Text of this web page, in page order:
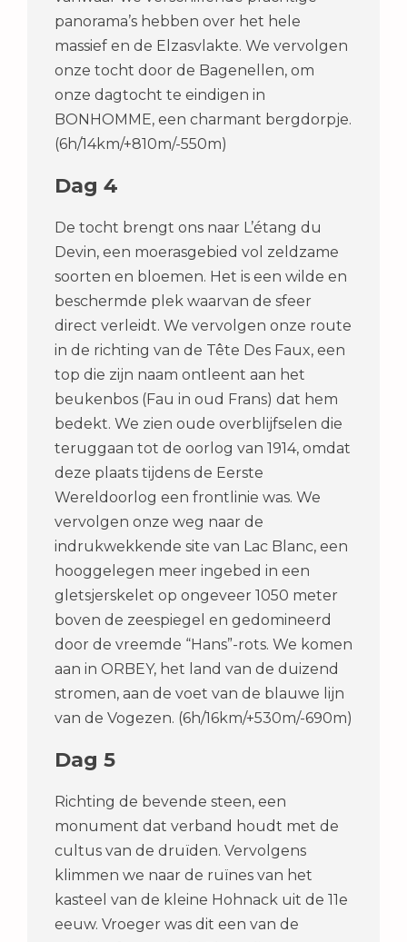
panorama’s hebben over het hele
massief en de Elzasvlakte. We vervolgen
onze tocht door de Bagenellen, om
onze dagtocht te eindigen in
BONHOMME, een charmant bergdorpje.
(6h/14km/+810m/-550m)
Dag 4
De tocht brengt ons naar L’étang du
Devin, een moerasgebied vol zeldzame
soorten en bloemen. Het is een wilde en
beschermde plek waarvan de sfeer
direct verleidt. We vervolgen onze route
in de richting van de Tête Des Faux, een
top die zijn naam ontleent aan het
beukenbos (Fau in oud Frans) dat hem
bedekt. We zien oude overblijfselen die
teruggaan tot de oorlog van 1914, omdat
deze plaats tijdens de Eerste
Wereldoorlog een frontlinie was. We
vervolgen onze weg naar de
indrukwekkende site van Lac Blanc, een
hooggelegen meer ingebed in een
gletsjerskelet op ongeveer 1050 meter
boven de zeespiegel en gedomineerd
door de vreemde “Hans”-rots. We komen
aan in ORBEY, het land van de duizend
stromen, aan de voet van de blauwe lijn
van de Vogezen. (6h/16km/+530m/-690m)
Dag 5
Richting de bevende steen, een
monument dat verband houdt met de
cultus van de druïden. Vervolgens
klimmen we naar de ruïnes van het
kasteel van de kleine Hohnack uit de 11e
eeuw. Vroeger was dit een van de